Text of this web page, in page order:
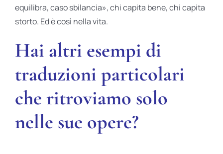
equilibra, caso sbilancia», chi capita bene, chi capita
storto. Ed è così nella vita.
Hai altri esempi di
traduzioni particolari
che ritroviamo solo
nelle sue opere?